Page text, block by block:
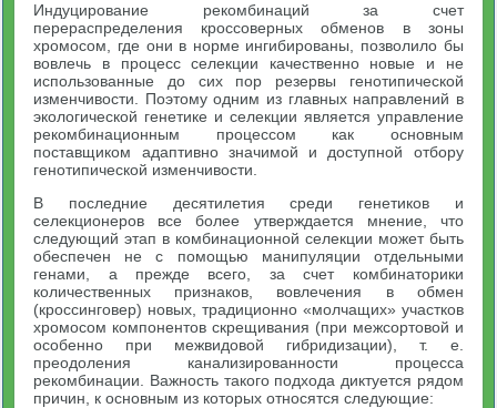
Индуцирование рекомбинаций за счет
перераспределения кроссоверных обменов в зоны
хромосом, где они в норме ингибированы, позволило бы
вовлечь в процесс селекции качественно новые и не
использованные до сих пор резервы генотипической
изменчивости. Поэтому одним из главных направлений в
экологической генетике и селекции является управление
рекомбинационным процессом как основным
поставщиком адаптивно значимой и доступной отбору
генотипической изменчивости.
В последние десятилетия среди генетиков и
селекционеров все более утверждается мнение, что
следующий этап в комбинационной селекции может быть
обеспечен не с помощью манипуляции отдельными
генами, а прежде всего, за счет комбинаторики
количественных признаков, вовлечения в обмен
(кроссинговер) новых, традиционно «молчащих» участков
хромосом компонентов скрещивания (при межсортовой и
особенно при межвидовой гибридизации), т. е.
преодоления канализированности процесса
рекомбинации. Важность такого подхода диктуется рядом
причин, к основным из которых относятся следующие: